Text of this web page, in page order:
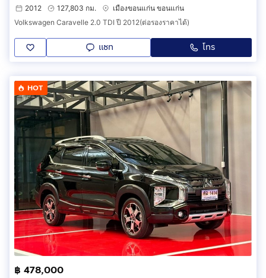
2012
127,803 กม.
เมืองขอนแก่น ขอนแก่น
Volkswagen Caravelle 2.0 TDI ปี 2012(ต่อรองราคาได้)
แชท โทร
HOT
฿ 478,000